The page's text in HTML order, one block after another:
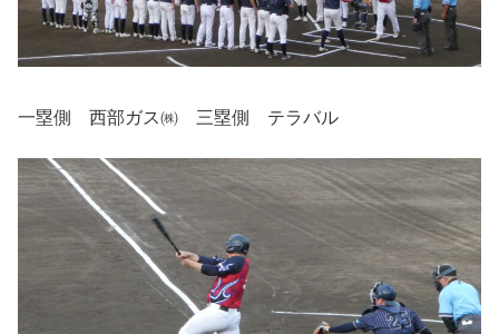
一塁側 西部ガス㈱ 三塁側 テラバル